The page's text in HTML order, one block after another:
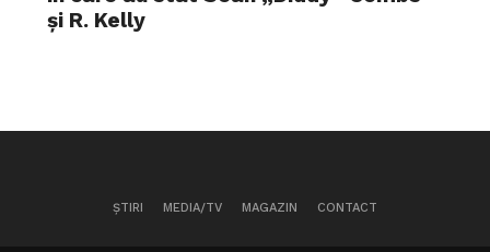
și R. Kelly
ȘTIRI MEDIA/TV MAGAZIN CONTACT